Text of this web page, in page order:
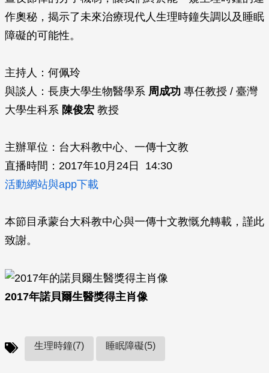
作奧秘，揭示了未來治療現代人生理時鐘失調以及睡眠
障礙的可能性。
主持人：何佩玲
與談人：長庚大學生物醫學系 周成功 專任教授 / 臺灣
大學生科系 陳俊宏 教授
主辦單位：台大科教中心、一傳十文教
直播時間：2017年10月24日 14:30
活動網站與app下載
本節目承蒙台大科教中心與一傳十文教慨允轉載，謹此
致謝。
2017年諾貝爾生醫獎得主肖像
生理時鐘(7) 睡眠障礙(5)